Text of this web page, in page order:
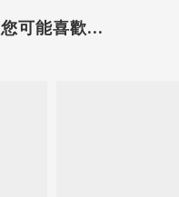
您可能喜歡...